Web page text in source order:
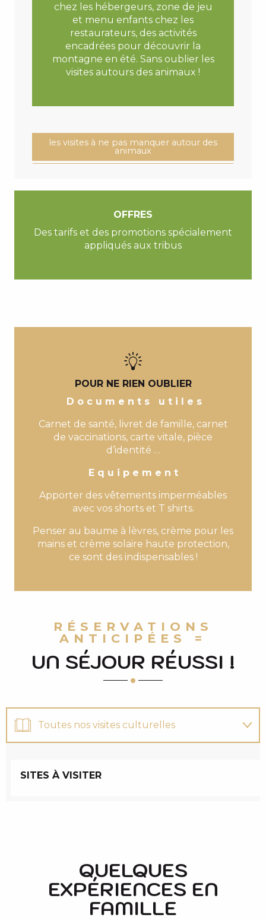
chez les hébergeurs, zone de jeu
et menu enfants chez les
restaurateurs, des activités
encadrées pour découvrir la
montagne en été. Sans oublier les
visites autours des animaux !
les visites à ne pas manquer autour des
animaux
OFFRES
Des tarifs et des promotions spécialement
appliqués aux tribus
POUR NE RIEN OUBLIER
D o c u m e n t s u t i l e s
Carnet de santé, livret de famille, carnet
de vaccinations, carte vitale, pièce
d’identité …
E q u i p e m e n t
Apporter des vêtements imperméables
avec vos shorts et T shirts.
Penser au baume à lèvres, crème pour les
mains et crème solaire haute protection,
ce sont des indispensables !
RÉSERVATIONS
ANTICIPÉES =
UN SÉJOUR RÉUSSI !
Toutes nos visites culturelles
SITES À VISITER
QUELQUES
EXPÉRIENCES EN
FAMILLE